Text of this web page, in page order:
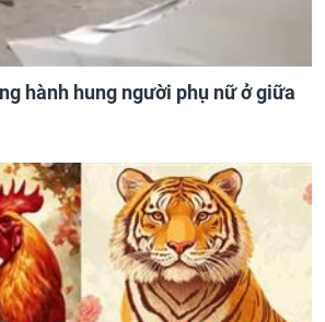
hành hung người phụ nữ ở giữa